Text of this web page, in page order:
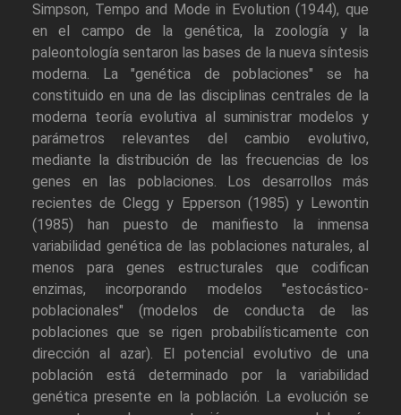
Simpson, Tempo and Mode in Evolution (1944), que
en el campo de la genética, la zoología y la
paleontología sentaron las bases de la nueva síntesis
moderna. La "genética de poblaciones" se ha
constituido en una de las disciplinas centrales de la
moderna teoría evolutiva al suministrar modelos y
parámetros relevantes del cambio evolutivo,
mediante la distribución de las frecuencias de los
genes en las poblaciones. Los desarrollos más
recientes de Clegg y Epperson (1985) y Lewontin
(1985) han puesto de manifiesto la inmensa
variabilidad genética de las poblaciones naturales, al
menos para genes estructurales que codifican
enzimas, incorporando modelos "estocástico-
poblacionales" (modelos de conducta de las
poblaciones que se rigen probabilísticamente con
dirección al azar). El potencial evolutivo de una
población está determinado por la variabilidad
genética presente en la población. La evolución se